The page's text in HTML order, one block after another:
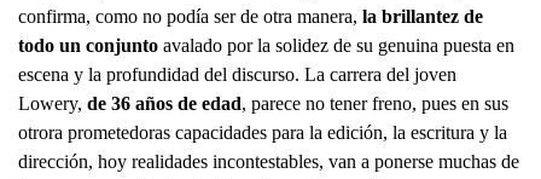
confirma, como no podía ser de otra manera, la brillantez de
todo un conjunto avalado por la solidez de su genuina puesta en
escena y la profundidad del discurso. La carrera del joven
Lowery, de 36 años de edad, parece no tener freno, pues en sus
otrora prometedoras capacidades para la edición, la escritura y la
dirección, hoy realidades incontestables, van a ponerse muchas de